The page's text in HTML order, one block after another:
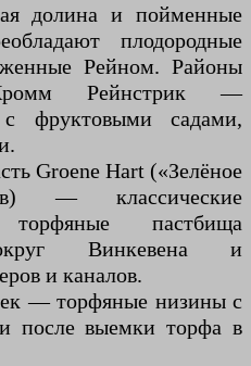
долина и пойменные
плодородные
Рейном. Районы
Рейнстрик —
с фруктовыми садами,
Groene Hart («Зелёное
— классические
пастбища
Винкевена и
и каналов.
— торфяные низины с
после выемки торфа в